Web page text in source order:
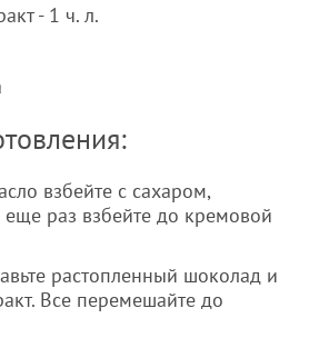
- 1 ч. л.
взбейте с сахаром,
еще раз взбейте до кремовой
растопленный шоколад и
Все перемешайте до